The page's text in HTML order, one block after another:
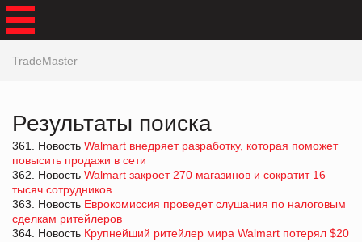
TradeMaster
Результаты поиска
361. Новость Walmart внедряет разработку, которая поможет
повысить продажи в сети
362. Новость Walmart закроет 270 магазинов и сократит 16
тысяч сотрудников
363. Новость Еврокомиссия проведет слушания по налоговым
сделкам ритейлеров
364. Новость Крупнейший ритейлер мира Walmart потерял $20